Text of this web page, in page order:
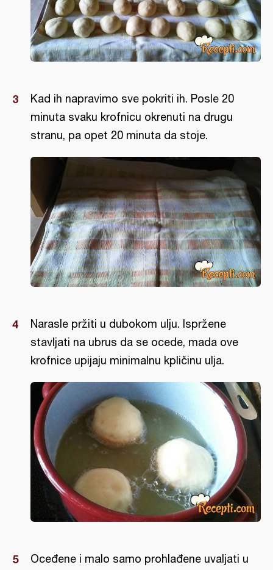
Kad ih napravimo sve pokriti ih. Posle 20
minuta svaku krofnicu okrenuti na drugu
stranu, pa opet 20 minuta da stoje.
Narasle pržiti u dubokom ulju. Ispržene
stavljati na ubrus da se ocede, mada ove
krofnice upijaju minimalnu kpličinu ulja.
Oceđene i malo samo prohlađene uvaljati u